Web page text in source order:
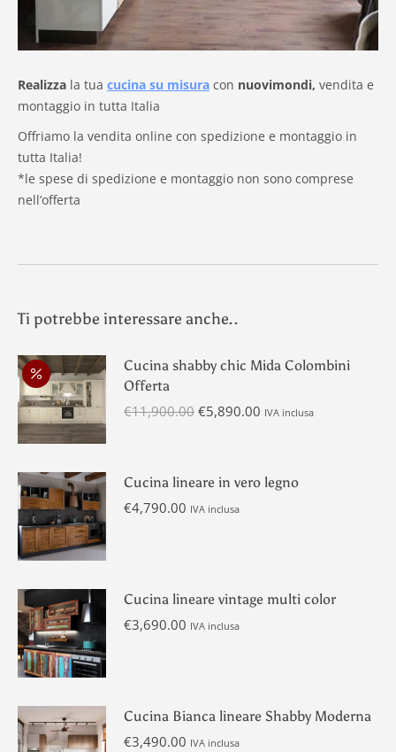
Realizza la tua cucina su misura con nuovimondi, vendita e
montaggio in tutta Italia
Offriamo la vendita online con spedizione e montaggio in
tutta Italia!
*le spese di spedizione e montaggio non sono comprese
nell’offerta
Ti potrebbe interessare anche..
Cucina shabby chic Mida Colombini
Offerta
€11,900.00 Il
era:
€5,890.00 Il
è:
€5,890.00.
IVA inclusa
Cucina lineare in vero legno
€4,790.00 IVA inclusa
Cucina lineare vintage multi color
€3,690.00 IVA inclusa
Cucina Bianca lineare Shabby Moderna
€3,490.00 IVA inclusa